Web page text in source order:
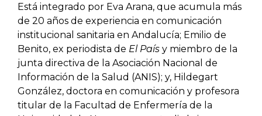
Está integrado por Eva Arana, que acumula más
de 20 años de experiencia en comunicación
institucional sanitaria en Andalucía; Emilio de
Benito, ex periodista de El País y miembro de la
junta directiva de la Asociación Nacional de
Información de la Salud (ANIS); y, Hildegart
González, doctora en comunicación y profesora
titular de la Facultad de Enfermería de la